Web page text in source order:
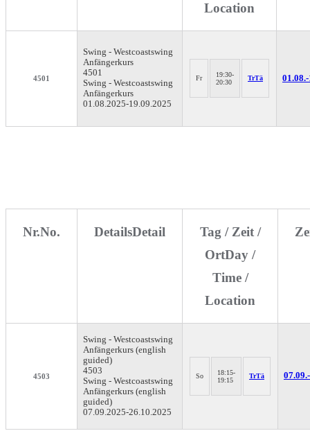
Location
4501
Swing - Westcoastswing
Anfängerkurs
4501
Swing - Westcoastswing
Anfängerkurs
01.08.2025-19.09.2025
Fr
19:30-
20:30
TrTä 01.08.-
Nr.No. DetailsDetail
Tag / Zeit /
OrtDay /
Time /
Location
4503
Swing - Westcoastswing
Anfängerkurs (english
guided)
4503
Swing - Westcoastswing
Anfängerkurs (english
guided)
07.09.2025-26.10.2025
So
18:15-
19:15
TrTä 07.09.-